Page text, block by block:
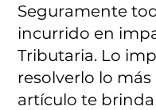
Seguramente
incurrido en
Tributaria. Lo
resolverlo lo
artículo te